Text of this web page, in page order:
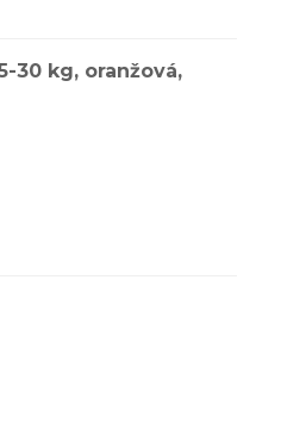
30 kg, oranžová,